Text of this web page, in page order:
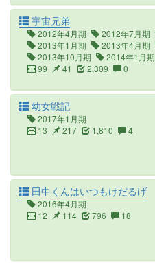
宇宙兄弟
2012年4月期 2012年7月期
2013年1月期
2013年4月期
2013年10月期
2014年1月期
99
41 2,309 0
幼女戦記
2017年1月期
13
217 1,810 4
田中くんはいつもけだるげ
2016年4月期
12
114 796 18